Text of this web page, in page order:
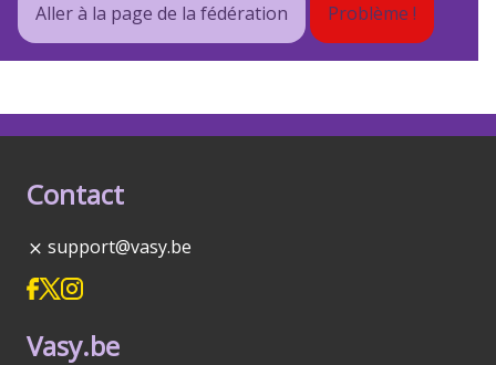
Aller à la page de la fédération Problème !
Contact
support@vasy.be
Vasy.be